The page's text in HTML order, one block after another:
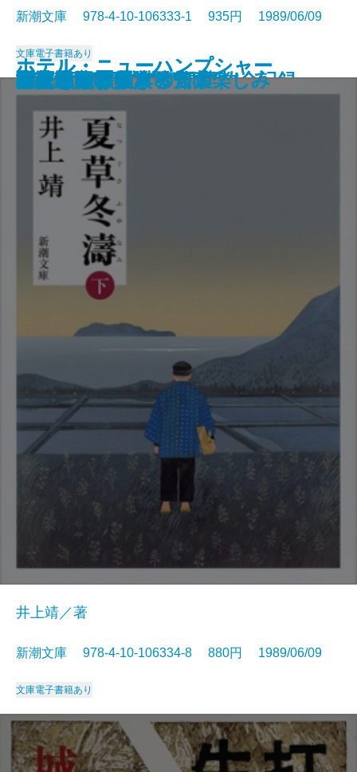
ホテル・ニューハンプシャー
〔上〕
ホテル・ニューハンプシャー
〔下〕
村上朝日堂の逆襲
長英逃亡〔上〕
長英逃亡〔下〕
吉原御免状
大垣行345M列車の殺意
墜落の夏―日航123便事故全記録―
新編 銀河鉄道の夜
夏草冬濤〔上〕
新潮文庫 978-4-10-106333-1 935円 1989/06/09
文庫電子書籍あり
夏草冬濤〔下〕
井上靖／著
新潮文庫 978-4-10-106334-8 880円 1989/06/09
文庫電子書籍あり
打たれ強く生きる
バーボン・ストリート
アメリカ素描
ご依頼の件
江戸アルキ帖
白夜を旅する人々
小説のたくらみ、知の楽しみ
心に迫るパウロの言葉
夢見通りの人々